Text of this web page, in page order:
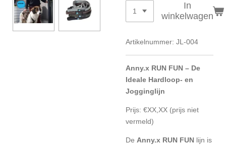
In
winkelwagen
Artikelnummer: JL-004
Anny.x RUN FUN – De
Ideale Hardloop- en
Jogginglijn
Prijs: €XX,XX (prijs niet
vermeld)
De Anny.x RUN FUN lijn is